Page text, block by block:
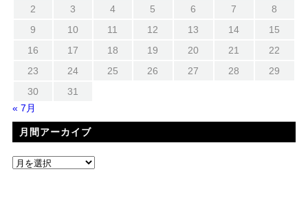
2
3 4 5 6 7
8
9
10 11 12 13 14
15
16
17 18 19 20 21
22
23
24 25 26 27 28
29
30
31
« 7月
月間アーカイブ